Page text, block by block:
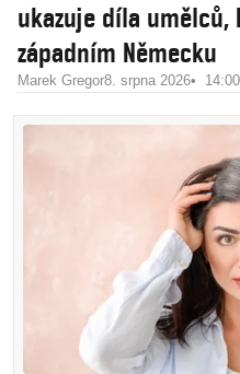
ukazuje díla
západním Německu
Marek Gregor8. srpna 2026 14:00